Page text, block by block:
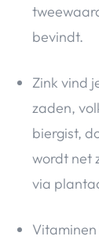
bevindt.
Zink vind
zaden,
biergist,
wordt net
via